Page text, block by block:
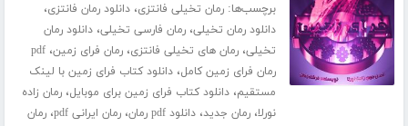
برچسب‌ها:رمان تخیلی فانتزی،دانلود رمان فانتزی،
دانلود رمان تخیلی،رمان فارسی تخیلی،دانلود رمان
تخیلی،رمان های تخیلی فانتزی،رمان فرای زمین،pdf
رمان فرای زمین کامل،دانلود کتاب فرای زمین با لینک
مستقیم،دانلود کتاب فرای زمین برای موبایل،رمان زاده
نورلا،رمان جدید،دانلود pdf رمان ،رمان ایرانی pdf ،رمان